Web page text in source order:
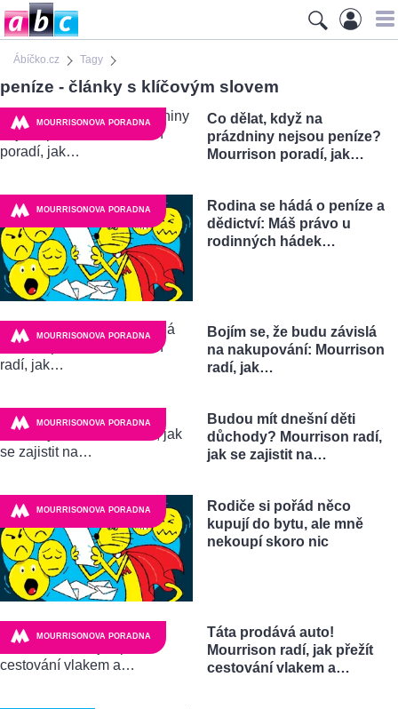
Ábíčko.cz Tagy
peníze - články s klíčovým slovem
MOURRISONOVA PORADNA
Co dělat, když na
prázdniny nejsou peníze?
Mourrison poradí, jak…
MOURRISONOVA PORADNA
Rodina se hádá o peníze a
dědictví: Máš právo u
rodinných hádek…
MOURRISONOVA PORADNA
Bojím se, že budu závislá
na nakupování: Mourrison
radí, jak…
MOURRISONOVA PORADNA
Budou mít dnešní děti
důchody? Mourrison radí,
jak se zajistit na…
MOURRISONOVA PORADNA
Rodiče si pořád něco
kupují do bytu, ale mně
nekoupí skoro nic
MOURRISONOVA PORADNA
Táta prodává auto!
Mourrison radí, jak přežít
cestování vlakem a…